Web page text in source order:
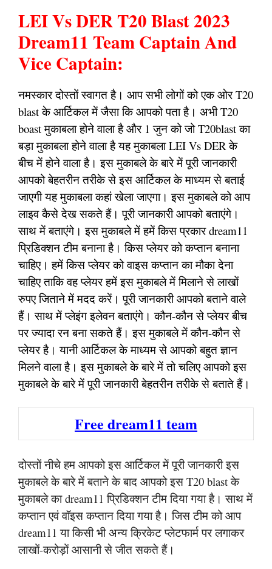
LEI Vs DER T20 Blast 2023
Dream11 Team Captain And
Vice Captain:
नमस्कार दोस्तों स्वागत है। आप सभी लोगों को एक ओर T20
blast के आर्टिकल में जैसा कि आपको पता है। अभी T20
boast मुकाबला होने वाला है और 1 जुन को जो T20blast का
बड़ा मुकाबला होने वाला है यह मुकाबला LEI Vs DER के
बीच में होने वाला है। इस मुकाबले के बारे में पूरी जानकारी
आपको बेहतरीन तरीके से इस आर्टिकल के माध्यम से बताई
जाएगी यह मुकाबला कहां खेला जाएगा। इस मुकाबले को आप
लाइव कैसे देख सकते हैं। पूरी जानकारी आपको बताएंगे।
साथ में बताएंगे। इस मुकाबले में हमें किस प्रकार dream11
प्रिडिक्शन टीम बनाना है। किस प्लेयर को कप्तान बनाना
चाहिए। हमें किस प्लेयर को वाइस कप्तान का मौका देना
चाहिए ताकि वह प्लेयर हमें इस मुकाबले में मिलाने से लाखों
रुपए जिताने में मदद करें। पूरी जानकारी आपको बताने वाले
हैं। साथ में प्लेइंग इलेवन बताएंगे। कौन-कौन से प्लेयर बीच
पर ज्यादा रन बना सकते हैं। इस मुकाबले में कौन-कौन से
प्लेयर है। यानी आर्टिकल के माध्यम से आपको बहुत ज्ञान
मिलने वाला है। इस मुकाबले के बारे में तो चलिए आपको इस
मुकाबले के बारे में पूरी जानकारी बेहतरीन तरीके से बताते हैं।
Free dream11 team
दोस्तों नीचे हम आपको इस आर्टिकल में पूरी जानकारी इस
मुकाबले के बारे में बताने के बाद आपको इस T20 blast के
मुकाबले का dream11 प्रिडिक्शन टीम दिया गया है। साथ में
कप्तान एवं वॉइस कप्तान दिया गया है। जिस टीम को आप
dream11 या किसी भी अन्य क्रिकेट प्लेटफार्म पर लगाकर
लाखों-करोड़ों आसानी से जीत सकते हैं।